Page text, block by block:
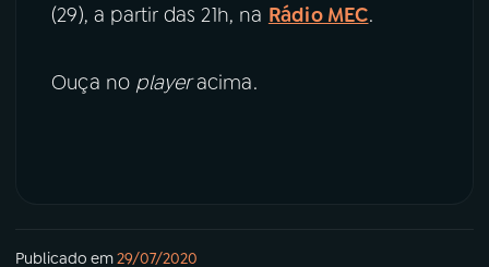
(29), a partir das 21h, na Rádio MEC.
Ouça no playeracima.
Publicado em29/07/2020